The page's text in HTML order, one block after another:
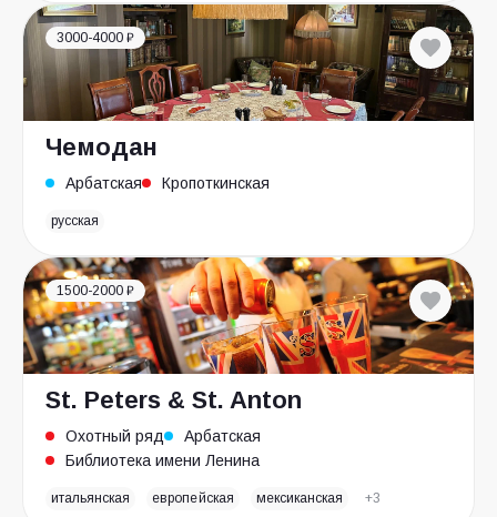
3000-4000 ₽
Чемодан
Арбатская Кропоткинская
русская
1500-2000 ₽
St. Peters & St. Anton
Охотный ряд
Арбатская
Библиотека имени Ленина
итальянская европейская мексиканская +3